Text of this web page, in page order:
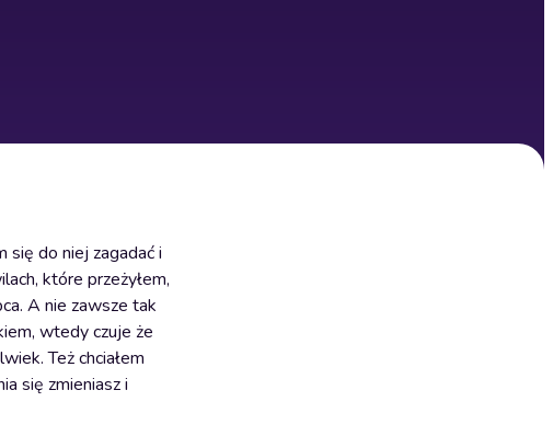
się do niej zagadać i
które przeżyłem,
A nie zawsze tak
wtedy czuje że
Też chciałem
się zmieniasz i